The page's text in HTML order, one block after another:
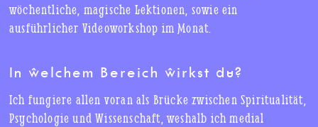
wöchentliche, magische Lektionen, sowie ein
ausführlicher Videoworkshop im Monat.
In welchem Bereich wirkst du?
Ich fungiere allen voran als Brücke zwischen Spiritualität,
Psychologie und Wissenschaft, weshalb ich medial